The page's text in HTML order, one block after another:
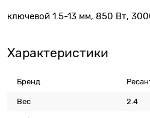
ключевой 1.5-13 мм, 850 Вт,
Характеристики
Бренд
Вес 2.4